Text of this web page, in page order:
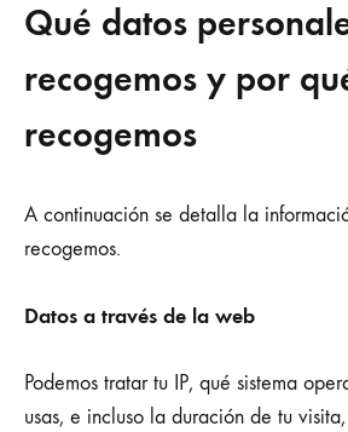
Qué datos
recogemos y por
recogemos
A continuación se detalla la
recogemos.
Datos a través de la web
Podemos tratar tu IP, qué sistema
usas, e incluso la duración de tu